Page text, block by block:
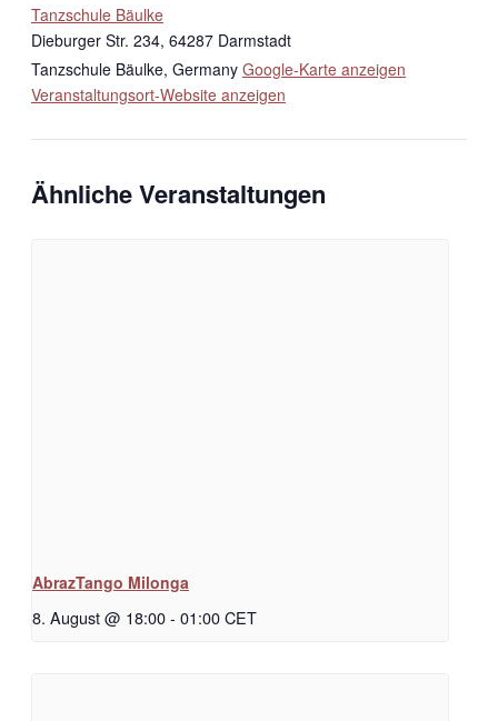
Tanzschule Bäulke
Dieburger Str. 234, 64287 Darmstadt
Tanzschule Bäulke, Germany Google-Karte anzeigen
Veranstaltungsort-Website anzeigen
Ähnliche Veranstaltungen
AbrazTango Milonga
8. August @ 18:00- 01:00CET